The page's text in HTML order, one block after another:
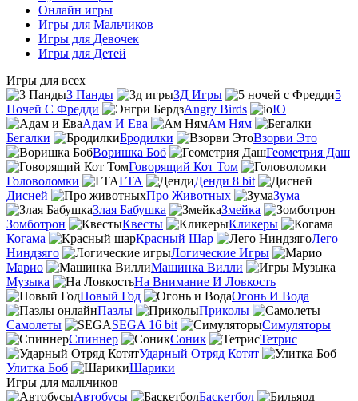
Онлайн игры
Игры для Мальчиков
Игры для Девочек
Игры для Детей
Игры для всех
3 Панды
3Д Игры
5
Ночей С Фредди
Angry Birds
IO
Адам И Ева
Ам Ням
Бегалки
Бродилки
Взорви Это
Воришка Боб
Геометрия Даш
Говорящий Кот Том
Головоломки
ГТА
Денди 8 bit
Дисней
Про Животных
Зума
Злая Бабушка
Змейка
Зомботрон
Квесты
Кликеры
Когама
Красный Шар
Лего
Ниндзяго
Логические Игры
Марио
Машинка Вилли
Музыка
На Внимание И Ловкость
Новый Год
Огонь И Вода
Пазлы
Приколы
Самолеты
SEGA 16 bit
Симуляторы
Спиннер
Соник
Тетрис
Ударный Отряд Котят
Улитка Боб
Шарики
Игры для мальчиков
Автобусы
Баскетбол